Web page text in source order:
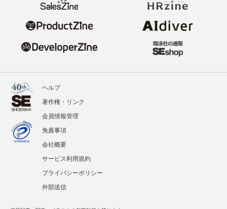
ヘルプ
著作権・リンク
会員情報管理
免責事項
会社概要
サービス利用規約
プライバシーポリシー
外部送信